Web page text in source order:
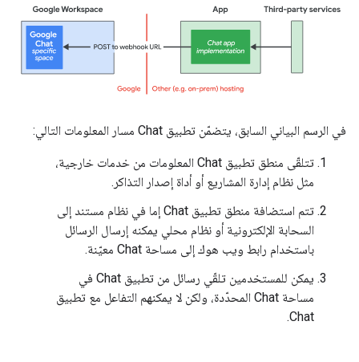
في الرسم البياني السابق، يتضمّن تطبيق Chat مسار المعلومات التالي:
تتلقّى منطق تطبيق Chat المعلومات من خدمات خارجية،
مثل نظام إدارة المشاريع أو أداة إصدار التذاكر.
تتم استضافة منطق تطبيق Chat إما في نظام مستند إلى
السحابة الإلكترونية أو نظام محلي يمكنه إرسال الرسائل
باستخدام رابط ويب هوك إلى مساحة Chat معيّنة.
يمكن للمستخدمين تلقّي رسائل من تطبيق Chat في
مساحة Chat المحدّدة، ولكن لا يمكنهم التفاعل مع تطبيق
Chat.